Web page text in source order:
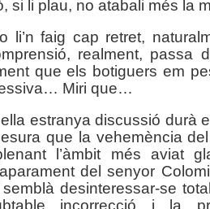
si li plau, no atabali més la
li’n faig cap retret,
realment, passa
que els botiguers em
Miri que…
estranya discussió durà
que la vehemència
l’àmbit més aviat
del senyor
semblà desinteressar-se
incorrecció i la